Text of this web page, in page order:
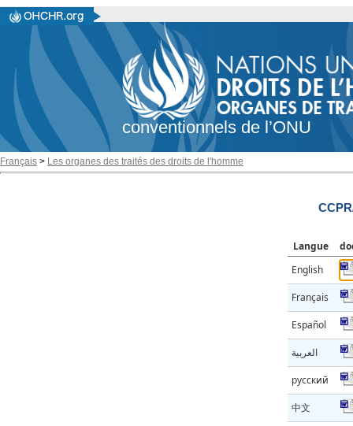
conventionnels de l’ONU
Français > Les organes des traités des droits de l'homme
Langue
English
Français
Español
العربية
русский
中文